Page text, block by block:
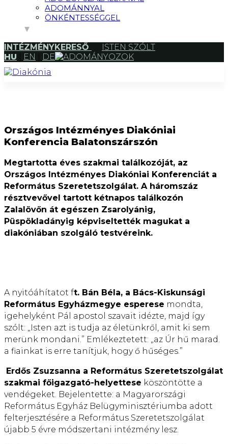
ADOMÁNNYAL
ÖNKÉNTESSÉGGEL
INTÉZMÉNYKERESŐ
ISTEN SZÓLT
HU
EN DE ADOMÁNYOZOK
Országos Intézményes Diakóniai
Konferencia Balatonszárszón
Megtartotta éves szakmai találkozóját, az
Országos Intézményes Diakóniai Konferenciát a
Református Szeretetszolgálat. A háromszáz
résztvevővel tartott kétnapos találkozón
Zalalövőn át egészen Zsarolyánig,
Püspökladányig képviseltették magukat a
diakóniában szolgáló testvéreink.
A nyitóáhítatot ft. Bán Béla, a Bács-Kiskunsági
Református Egyházmegye esperese mondta,
igehelyként Pál apostol szavait idézte, majd így
szólt: „Isten azt is tudja az életünkről, amit ki sem
merünk mondani.” Emlékeztetett: „az Úr hű marad.
a fiainkat is erre tanítjuk, hogy ő hűséges.”
Erdős Zsuzsanna a Református Szeretetszolgálat
szakmai főigazgató-helyettese köszöntötte a
vendégeket. Bejelentette: a Magyarországi
Református Egyház Belügyminisztériumba adott
felterjesztésére a Református Szeretetszolgálat
újabb 5 évre módszertani intézmény lesz.